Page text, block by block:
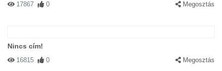
17867 0 Megosztás
Nincs cím!
16815 0 Megosztás